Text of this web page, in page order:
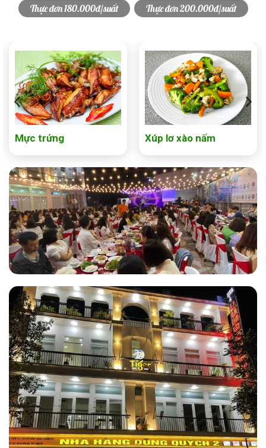
Thực đơn 180.000đ/suất
Thực đơn 200.000đ/suất
Mực trứng Xúp lơ xào nấm